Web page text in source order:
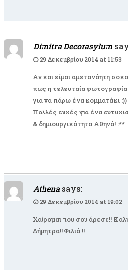
Dimitra Decorasylum
29 Δεκεμβρίου 2014 at 11:53
Αν και είμαι αμετανόητη
πως η τελευταία
για να πάρω ένα κομματάκι :))
Πολλές ευχές για ένα
& δημιουργικότητα Αθηνά! :**
Athena says:
29 Δεκεμβρίου 2014 at 19:02
Χαίρομαι που σου άρεσε!!
Δήμητρα!! Φιλιά !!